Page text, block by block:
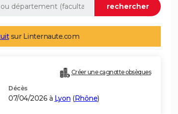
sur Linternaute.com
Créer une cagnotte obsèques
Décès
07/04/2026 à Lyon (Rhône)